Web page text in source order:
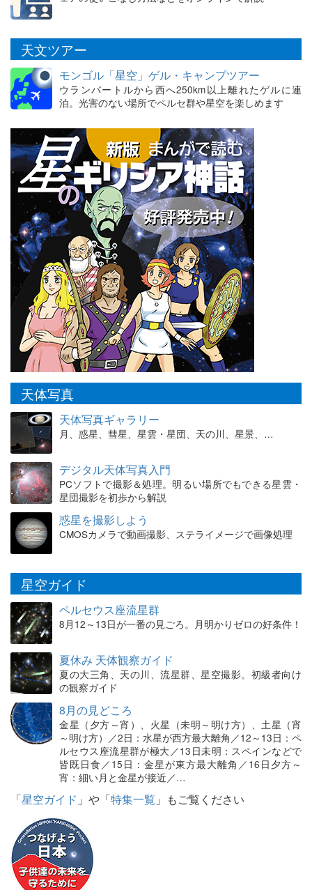
天文ツアー
モンゴル「星空」ゲル・キャンプツアー
ウランバートルから西へ250km以上離れたゲルに連
泊。光害のない場所でペルセ群や星空を楽しめます
天体写真
天体写真ギャラリー
月、惑星、彗星、星雲・星団、天の川、星景、…
デジタル天体写真入門
PCソフトで撮影＆処理。明るい場所でもできる星雲・
星団撮影を初歩から解説
惑星を撮影しよう
CMOSカメラで動画撮影、ステライメージで画像処理
星空ガイド
ペルセウス座流星群
8月12～13日が一番の見ごろ。月明かりゼロの好条件！
夏休み 天体観察ガイド
夏の大三角、天の川、流星群、星空撮影。初級者向け
の観察ガイド
8月の見どころ
金星（夕方～宵）、火星（未明～明け方）、土星（宵
～明け方）／2日：水星が西方最大離角／12～13日：ペ
ルセウス座流星群が極大／13日未明：スペインなどで
皆既日食／15日：金星が東方最大離角／16日夕方～
宵：細い月と金星が接近／…
「星空ガイド 」や「特集一覧 」もご覧ください